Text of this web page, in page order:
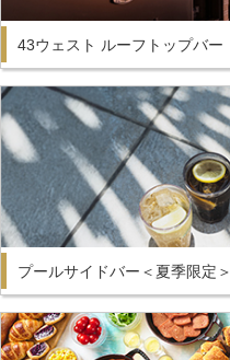
43ウェスト ルーフトップバー
プールサイドバー＜夏季限定＞